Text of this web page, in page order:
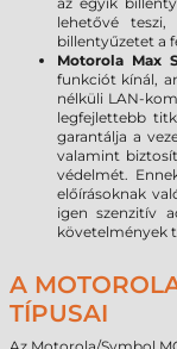
lehetővé
billentyűzetet a
Motorola Max
funkciót kínál,
nélküli LAN-
legfejlettebb
garantálja a
valamint
védelmét.
előírásoknak
igen szenzitív
követelmények
A
TÍPUSAI